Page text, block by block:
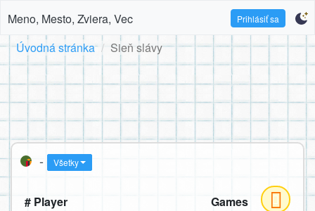
Meno, Mesto, Zviera, Vec Prihlásiť sa
Úvodná stránka Sieň slávy
- Všetky
# Player
Games